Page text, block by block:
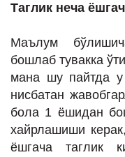
Таглик неча
Маълум
бошлаб тувакка
мана шу пайтда у
нисбатан
бола 1 ёшидан
хайрлашиши
ёшгача таглик